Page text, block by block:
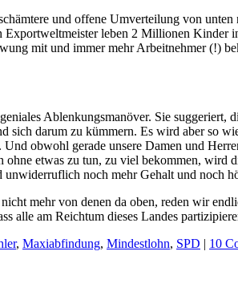
und offene Umverteilung von
leben 2 Millionen Kinder
mit und immer mehr Arbeitnehmer (!)
Ablenkungsmanöver. Sie
sich darum zu kümmern. Es wird aber so
obwohl gerade unsere Damen und
etwas zu tun, zu viel bekommen, wird
noch mehr Gehalt und noch
mehr von denen da oben, reden wir
alle am Reichtum dieses Landes
, Maxiabfindung, Mindestlohn, SPD | 10